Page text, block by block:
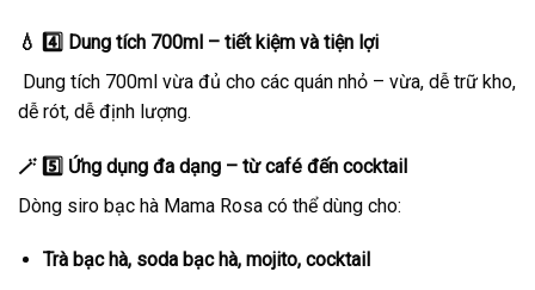
💧 4️⃣ Dung tích 700ml – tiết kiệm và tiện lợi
Dung tích 700ml vừa đủ cho các quán nhỏ – vừa, dễ trữ kho,
dễ rót, dễ định lượng.
🪄 5️⃣ Ứng dụng đa dạng – từ café đến cocktail
Dòng siro bạc hà Mama Rosa có thể dùng cho:
Trà bạc hà, soda bạc hà, mojito, cocktail